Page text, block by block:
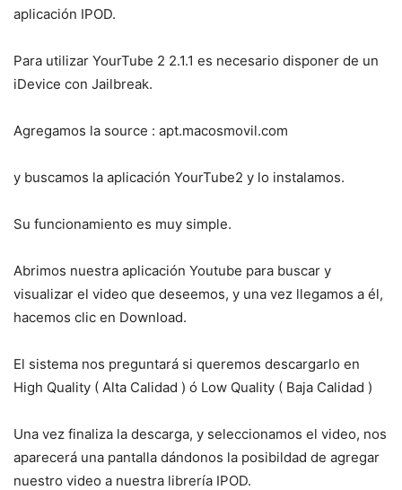
aplicación IPOD.
Para utilizar YourTube 2 2.1.1 es necesario disponer de un
iDevice con Jailbreak.
Agregamos la source : apt.macosmovil.com
y buscamos la aplicación YourTube2 y lo instalamos.
Su funcionamiento es muy simple.
Abrimos nuestra aplicación Youtube para buscar y
visualizar el video que deseemos, y una vez llegamos a él,
hacemos clic en Download.
El sistema nos preguntará si queremos descargarlo en
High Quality ( Alta Calidad ) ó Low Quality ( Baja Calidad )
Una vez finaliza la descarga, y seleccionamos el video, nos
aparecerá una pantalla dándonos la posibildad de agregar
nuestro video a nuestra librería IPOD.